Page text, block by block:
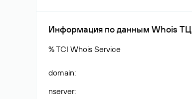
Информация по данным Whois
% TCI Whois Service
domain:
nserver: